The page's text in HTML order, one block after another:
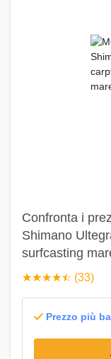
Confronta i
Shimano
surfcasting
☆☆☆☆☆
★★★★★ (33)
Prezzo più